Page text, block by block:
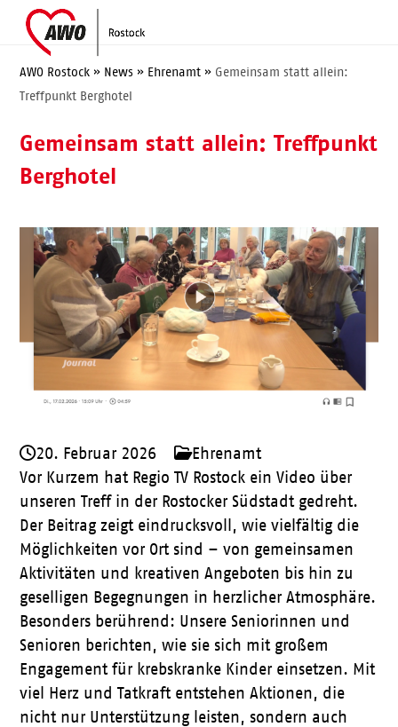
content
Open
mobile
menu
Close
mobile
menu
AWO Rostock » News » Ehrenamt » Gemeinsam statt allein:
Treffpunkt Berghotel
Gemeinsam statt allein: Treffpunkt
Berghotel
20. Februar 2026
Ehrenamt
Vor Kurzem hat Regio TV Rostock ein Video über
unseren Treff in der Rostocker Südstadt gedreht.
Der Beitrag zeigt eindrucksvoll, wie vielfältig die
Möglichkeiten vor Ort sind – von gemeinsamen
Aktivitäten und kreativen Angeboten bis hin zu
geselligen Begegnungen in herzlicher Atmosphäre.
Besonders berührend: Unsere Seniorinnen und
Senioren berichten, wie sie sich mit großem
Engagement für krebskranke Kinder einsetzen. Mit
viel Herz und Tatkraft entstehen Aktionen, die
nicht nur Unterstützung leisten, sondern auch